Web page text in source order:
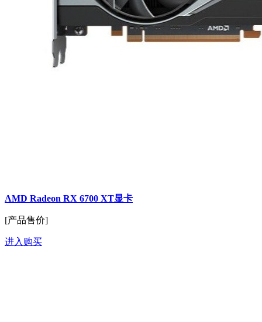
AMD Radeon RX 6700 XT显卡
[产品售价]
进入购买